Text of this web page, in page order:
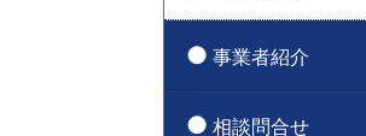
事業者紹介
相談問合せ